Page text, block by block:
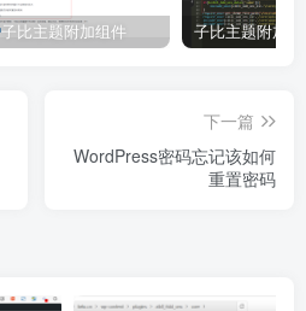
子比主题附加组件
下一篇
WordPress密码忘记该如何
重置密码